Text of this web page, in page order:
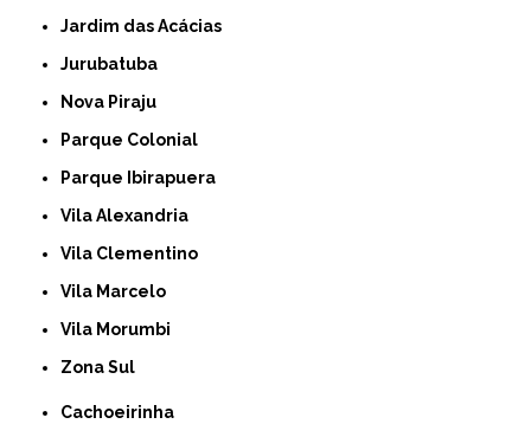
Jardim das Acácias
Jurubatuba
Nova Piraju
Parque Colonial
Parque Ibirapuera
Vila Alexandria
Vila Clementino
Vila Marcelo
Vila Morumbi
Zona Sul
Cachoeirinha